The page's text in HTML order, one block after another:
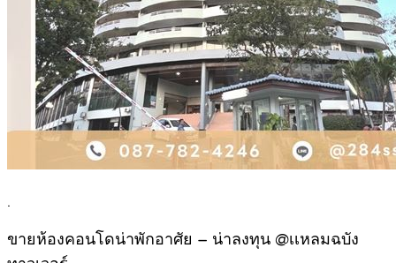
.
ขายห้องคอนโดน่าพักอาศัย – น่าลงทุน @เเหลมฉบัง